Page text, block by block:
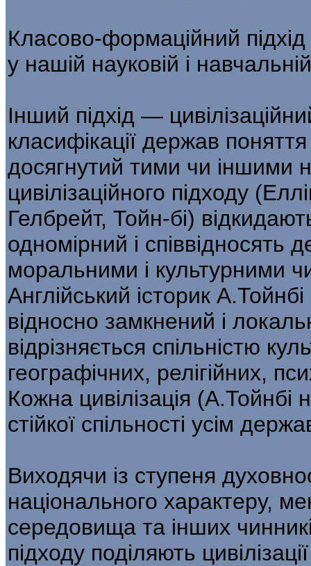
Класово-формаційний
у нашій науковій і
Інший підхід —
класифікації держав поняття
досягнутий тими чи іншими
цивілізаційного підходу
Гелбрейт, Тойн-бі)
одномірний і співвідносять
моральними і культурними
Англійський історик
відносно замкнений і
відрізняється спільністю
географічних, релігійних,
Кожна цивілізація (А.Тойнбі
стійкої спільності усім
Виходячи із ступеня
національного характеру,
середовища та інших
підходу поділяють